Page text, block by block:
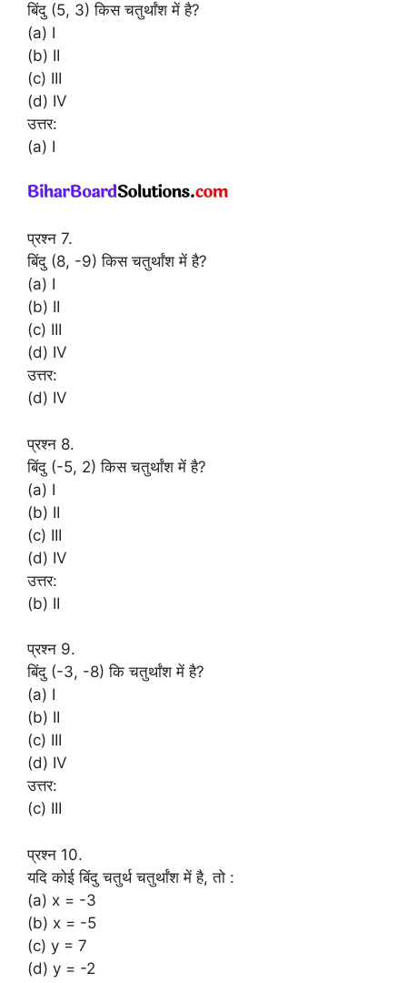
बिंदु (5, 3) किस चतुर्थांश में है?
(a) I
(b) II
(c) III
(d) IV
उत्तर:
(a) I
प्रश्न 7.
बिंदु (8, -9) किस चतुर्थांश में है?
(a) I
(b) II
(c) III
(d) IV
उत्तर:
(d) IV
प्रश्न 8.
बिंदु (-5, 2) किस चतुर्थांश में है?
(a) I
(b) II
(c) III
(d) IV
उत्तर:
(b) II
प्रश्न 9.
बिंदु (-3, -8) कि चतुर्थांश में है?
(a) I
(b) II
(c) III
(d) IV
उत्तर:
(c) III
प्रश्न 10.
यदि कोई बिंदु चतुर्थ चतुर्थांश में है, तो :
(a) x = -3
(b) x = -5
(c) y = 7
(d) y = -2